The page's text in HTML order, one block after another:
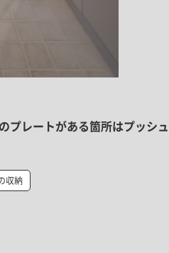
プレートがある箇所はプッシ
収納